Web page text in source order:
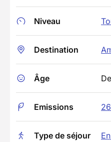
Niveau
Destination
Âge
Emissions
Type de séjour